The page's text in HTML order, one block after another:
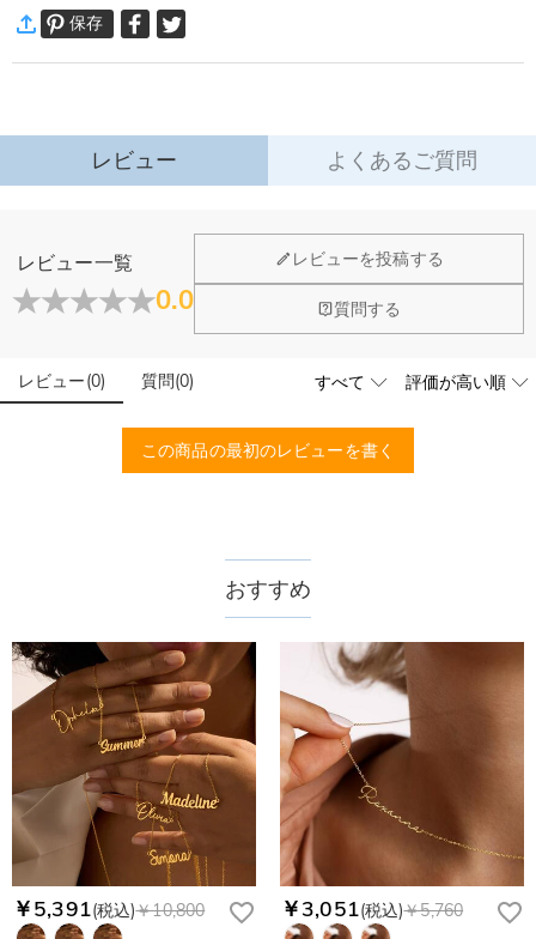
奥様、彼女、親友など、大切な人への贈り物にぴったりのアクセサリーです。
ネックレス詳細
素材:シルバー合金
万一、ご注文商品にご満足いただけない場合は、商品が到着後60日
保存
レビュー よくあるご質問
レビュー一覧
0.0
レビューを投稿する
質問する
レビュー(0) 質問(0)
この商品の最初のレビューを書く
ジュエリーについて
店頭や実店舗とかありますか？
店舗に費やす家賃や保険、人的労力等のコストを節約して、商
営しております。
輝きと高い硬度を誇る最高級品質グレード5Aのキューピッド
ジルコニアを使用しており、その中でも専門の職人によるカッ
トを施し、最上級位のスーパーキュービックジルコニアとなり
こちらの商品を身に付けると、肌が緑色に変色しま
いいえ、肌を緑色に変色させたのは真鍮や銅が含まれた製品で
送料は配送方法によって異なります。通常配送は送料が1,620
円で、11,700円以上で無料になります。速達配送は送料が
4,680円になります。ご注文金額が25,200以上なら速達配送も
無料となります。（一部離島や遠方へご発送の場合、中継料が
別途加算されます。）
注文した商品はいつ届きますか？
認してから制作となります。大量生産品ではなく、一つ一つ手
でお作りしており、予定作業時間は商品ページに記載しており
ます。そしてご購入の際にお選び頂いた「配送方法」の選択に
よって、お届け日数が異なります。詳細は配送について
確認ください。.
商品に納品書などの明細書は同梱されますか？
ご注文の納品書・領収書といった明細書は商品に同梱しており
ません。領収書発行をご希望の場合は、ご注文明細をメールに
てご確認ください。
商品を海外へ直接発送することは可能でしょうか。
はい、対応可能です。海外配送をご希望の場合は、カスタマー
サポートまで詳しい海外配送先情報をお送りください。配送先
の国・地域によって送料が異なります。また、海外配送の際は
受取人様に関税が発生する場合がございます。
返品・交換はできますか？
お客様が商品受け取り後、60日以内の未使用品の返品は可能で
す。受注生産品のため、返品は50%の返品手数料(材料費)が発
生致します。詳細は
キャンセル/返品についてまでご確認くだ
さい。.
注文＆支払いについて
注文後に注文の内容を変更できますか？
もし注文確認メールをご確認後、注文内容に間違いでもありま
したら、至急カスタマーサポート【Eメール：
Drawelryからのメールが届きません。
おすすめ
￥5,391(税込)￥10,800 ￥3,051(税込)￥5,760